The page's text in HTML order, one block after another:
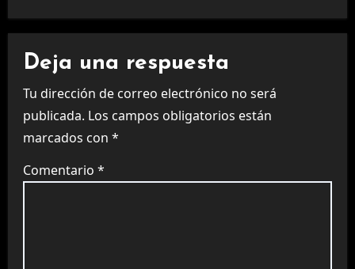
Deja una respuesta
Tu dirección de correo electrónico no será
publicada. Los campos obligatorios están
marcados con *
Comentario *